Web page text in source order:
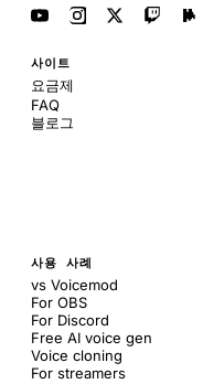
사이트
요금제
FAQ
블로그
사용 사례
vs Voicemod
For OBS
For Discord
Free AI voice gen
Voice cloning
For streamers